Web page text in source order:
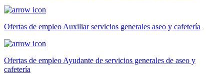
Ofertas de empleo Auxiliar servicios generales aseo y cafetería
Ofertas de empleo Ayudante de servicios generales de aseo y
cafetería